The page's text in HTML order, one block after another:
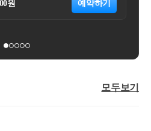
예약하기 30분 방문상담
모두보기